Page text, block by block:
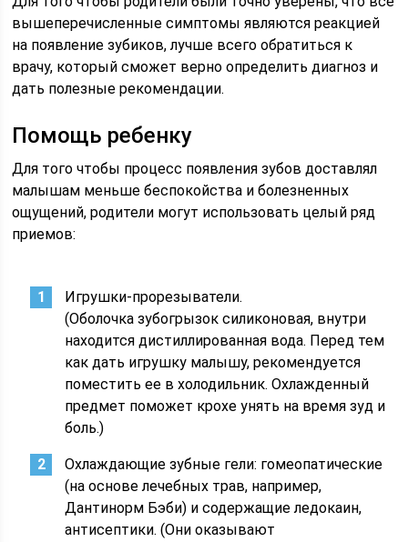
вышеперечисленные симптомы являются реакцией
на появление зубиков, лучше всего обратиться к
врачу, который сможет верно определить диагноз и
дать полезные рекомендации.
Помощь ребенку
Для того чтобы процесс появления зубов доставлял
малышам меньше беспокойства и болезненных
ощущений, родители могут использовать целый ряд
приемов:
Игрушки-прорезыватели.
(Оболочка зубогрызок силиконовая, внутри
находится дистиллированная вода. Перед тем
как дать игрушку малышу, рекомендуется
поместить ее в холодильник. Охлажденный
предмет поможет крохе унять на время зуд и
боль.)
Охлаждающие зубные гели: гомеопатические
(на основе лечебных трав, например,
Дантинорм Бэби) и содержащие ледокаин,
антисептики. (Они оказывают